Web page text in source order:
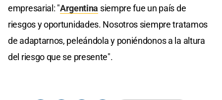
empresarial: "Argentina siempre fue un país de
riesgos y oportunidades. Nosotros siempre tratamos
de adaptarnos, peleándola y poniéndonos a la altura
del riesgo que se presente".